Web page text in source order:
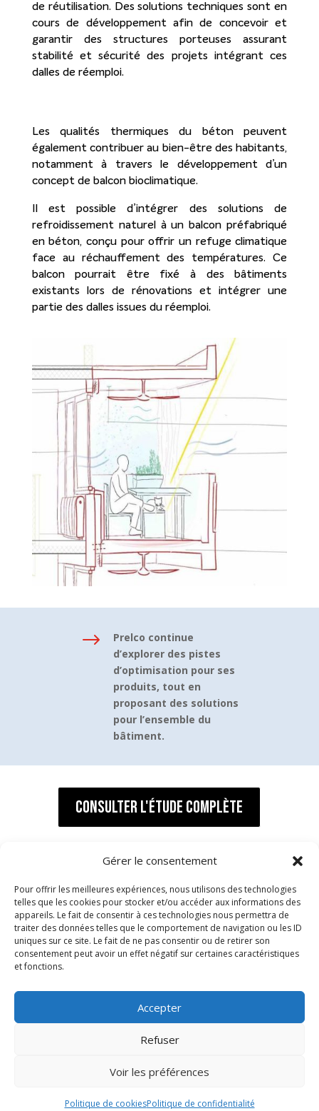
Gérer le consentement
Pour offrir les meilleures expériences, nous utilisons des technologies
telles que les cookies pour stocker et/ou accéder aux informations des
appareils. Le fait de consentir à ces technologies nous permettra de
traiter des données telles que le comportement de navigation ou les ID
uniques sur ce site. Le fait de ne pas consentir ou de retirer son
consentement peut avoir un effet négatif sur certaines caractéristiques
et fonctions.
Accepter
Refuser
Voir les préférences
Politique de cookiesPolitique de confidentialité
de réutilisation. Des solutions techniques sont en
cours de développement afin de concevoir et
garantir des structures porteuses assurant
stabilité et sécurité des projets intégrant ces
dalles de réemploi.
Les qualités thermiques du béton peuvent
également contribuer au bien-être des habitants,
notamment à travers le développement d’un
concept de balcon bioclimatique.
Il est possible d’intégrer des solutions de
refroidissement naturel à un balcon préfabriqué
en béton, conçu pour offrir un refuge climatique
face au réchauffement des températures. Ce
balcon pourrait être fixé à des bâtiments
existants lors de rénovations et intégrer une
partie des dalles issues du réemploi.
$
Prelco continue
d’explorer des pistes
d’optimisation pour ses
produits, tout en
proposant des solutions
pour l’ensemble du
bâtiment.
CONSULTER L'ÉTUDE COMPLÈTE
PRELCO